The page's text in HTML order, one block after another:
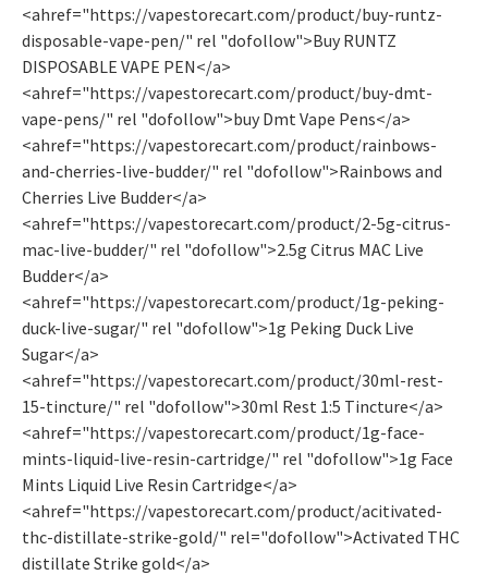
<ahref="https://vapestorecart.com/product/buy-runtz-
disposable-vape-pen/" rel "dofollow">Buy RUNTZ
DISPOSABLE VAPE PEN</a>
<ahref="https://vapestorecart.com/product/buy-dmt-
vape-pens/" rel "dofollow">buy Dmt Vape Pens</a>
<ahref="https://vapestorecart.com/product/rainbows-
and-cherries-live-budder/" rel "dofollow">Rainbows and
Cherries Live Budder</a>
<ahref="https://vapestorecart.com/product/2-5g-citrus-
mac-live-budder/" rel "dofollow">2.5g Citrus MAC Live
Budder</a>
<ahref="https://vapestorecart.com/product/1g-peking-
duck-live-sugar/" rel "dofollow">1g Peking Duck Live
Sugar</a>
<ahref="https://vapestorecart.com/product/30ml-rest-
15-tincture/" rel "dofollow">30ml Rest 1:5 Tincture</a>
<ahref="https://vapestorecart.com/product/1g-face-
mints-liquid-live-resin-cartridge/" rel "dofollow">1g Face
Mints Liquid Live Resin Cartridge</a>
<ahref="https://vapestorecart.com/product/acitivated-
thc-distillate-strike-gold/" rel="dofollow">Activated THC
distillate Strike gold</a>